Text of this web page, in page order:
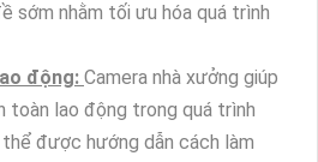
sớm nhằm tối ưu hóa quá trình
động: Camera nhà xưởng giúp
toàn lao động trong quá trình
được hướng dẫn cách làm